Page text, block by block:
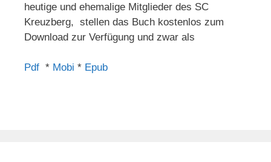
heutige und ehemalige Mitglieder des SC
Kreuzberg, stellen das Buch kostenlos zum
Download zur Verfügung und zwar als
Pdf * Mobi * Epub